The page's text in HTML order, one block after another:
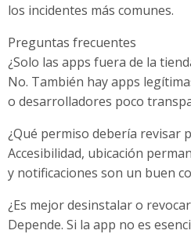
los incidentes más comunes.
Preguntas frecuentes
¿Solo las apps fuera de la
No. También hay apps
o desarrolladores poco
¿Qué permiso debería revisar
Accesibilidad, ubicación
y notificaciones son un buen
¿Es mejor desinstalar o
Depende. Si la app no es